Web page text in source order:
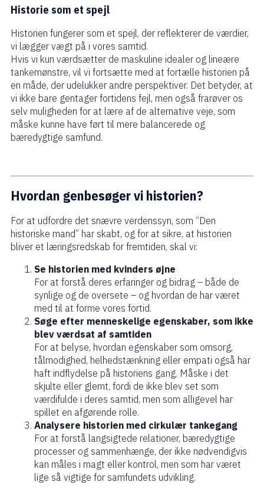
Historie som et spejl
Historien fungerer som et spejl, der reflekterer de værdier,
vi lægger vægt på i vores samtid.
Hvis vi kun værdsætter de maskuline idealer og lineære
tankemønstre, vil vi fortsætte med at fortælle historien på
en måde, der udelukker andre perspektiver. Det betyder, at
vi ikke bare gentager fortidens fejl, men også frarøver os
selv muligheden for at lære af de alternative veje, som
måske kunne have ført til mere balancerede og
bæredygtige samfund.
Hvordan genbesøger vi historien?
For at udfordre det snævre verdenssyn, som “Den
historiske mand” har skabt, og for at sikre, at historien
bliver et læringsredskab for fremtiden, skal vi:
Se historien med kvinders øjne
For at forstå deres erfaringer og bidrag – både de
synlige og de oversete – og hvordan de har været
med til at forme vores fortid.
Søge efter menneskelige egenskaber, som ikke
blev værdsat af samtiden
For at belyse, hvordan egenskaber som omsorg,
tålmodighed, helhedstænkning eller empati også har
haft indflydelse på historiens gang. Måske i det
skjulte eller glemt, fordi de ikke blev set som
værdifulde i deres samtid, men som alligevel har
spillet en afgørende rolle.
Analysere historien med cirkulær tankegang
For at forstå langsigtede relationer, bæredygtige
processer og sammenhænge, der ikke nødvendigvis
kan måles i magt eller kontrol, men som har været
lige så vigtige for samfundets udvikling.